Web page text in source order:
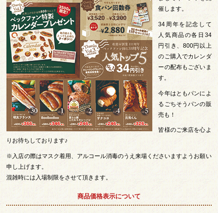
催します。
34周年を記念して
人気商品の各日34
円引き、800円以上
のご購入でカレンダ
ーの配布もございま
す。
今年はともパンによ
るごちそうパンの販
売も！
皆様のご来店を心よ
りお待ちしております♪
※入店の際はマスク着用、アルコール消毒のうえ来場くださいますようお願い
申し上げます。
混雑時には入場制限をさせて頂きます。
商品価格表示について